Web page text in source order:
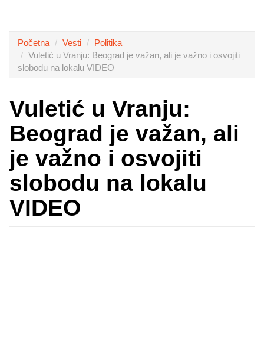
Početna Vesti
Politika
Vuletić u Vranju: Beograd je važan, ali je važno i osvojiti
slobodu na lokalu VIDEO
Vuletić u Vranju:
Beograd je važan, ali
je važno i osvojiti
slobodu na lokalu
VIDEO